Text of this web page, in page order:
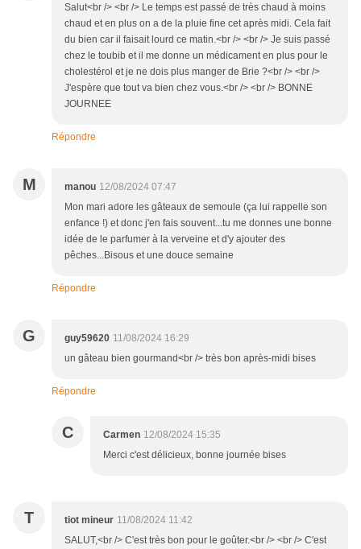
Salut<br /> <br /> Le temps est passé de très chaud à moins
chaud et en plus on a de la pluie fine cet après midi. Cela fait
du bien car il faisait lourd ce matin.<br /> <br /> Je suis passé
chez le toubib et il me donne un médicament en plus pour le
cholestérol et je ne dois plus manger de Brie ?<br /> <br />
J'espère que tout va bien chez vous.<br /> <br /> BONNE
JOURNEE
Répondre
M manou 12/08/2024 07:47
Mon mari adore les gâteaux de semoule (ça lui rappelle son
enfance !) et donc j'en fais souvent...tu me donnes une bonne
idée de le parfumer à la verveine et d'y ajouter des
pêches...Bisous et une douce semaine
Répondre
G guy59620 11/08/2024 16:29
un gâteau bien gourmand<br /> très bon après-midi bises
Répondre
C Carmen 12/08/2024 15:35
Merci c'est délicieux, bonne journée bises
T tiot mineur 11/08/2024 11:42
SALUT,<br /> C'est très bon pour le goûter.<br /> <br /> C'est